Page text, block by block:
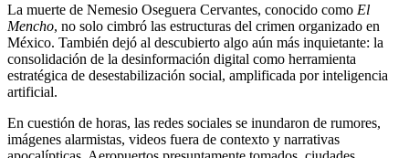
La muerte de Nemesio Oseguera Cervantes, conocido como El
Mencho, no solo cimbró las estructuras del crimen organizado en
México. También dejó al descubierto algo aún más inquietante: la
consolidación de la desinformación digital como herramienta
estratégica de desestabilización social, amplificada por inteligencia
artificial.
En cuestión de horas, las redes sociales se inundaron de rumores,
imágenes alarmistas, videos fuera de contexto y narrativas